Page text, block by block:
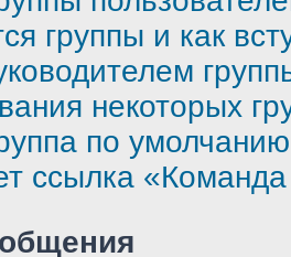
группы и как
некоторых
по
ссылка